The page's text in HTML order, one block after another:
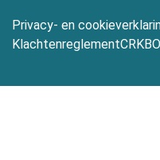
Privacy- en
KlachtenreglementCRKBO